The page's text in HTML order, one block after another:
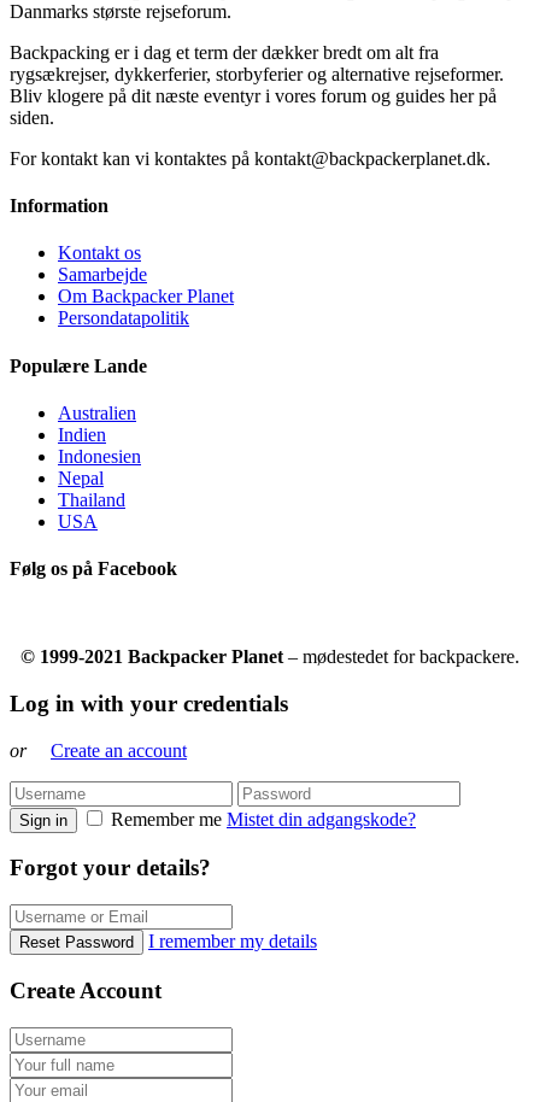
Danmarks største rejseforum.
Backpacking er i dag et term der dækker bredt om alt fra
rygsækrejser, dykkerferier, storbyferier og alternative rejseformer.
Bliv klogere på dit næste eventyr i vores forum og guides her på
siden.
For kontakt kan vi kontaktes på kontakt@backpackerplanet.dk.
Information
Kontakt os
Samarbejde
Om Backpacker Planet
Persondatapolitik
Populære Lande
Australien
Indien
Indonesien
Nepal
Thailand
USA
Følg os på Facebook
© 1999-2021 Backpacker Planet – mødestedet for backpackere.
Log in with your credentials
or Create an account
Sign in Remember me Mistet din adgangskode?
Forgot your details?
Reset Password I remember my details
Create Account